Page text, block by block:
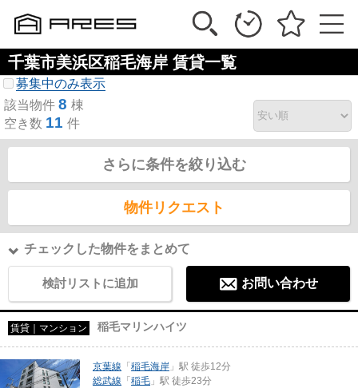
千葉市美浜区稲毛海岸 賃貸一覧
募集中のみ表示
該当物件 8 棟
空き数 11 件
さらに条件を絞り込む
物件リクエスト
チェックした物件をまとめて
検討リストに追加 お問い合わせ
賃貸｜マンション 稲毛マリンハイツ
京葉線 「稲毛海岸 」駅 徒歩12分
総武線 「稲毛 」駅 徒歩23分